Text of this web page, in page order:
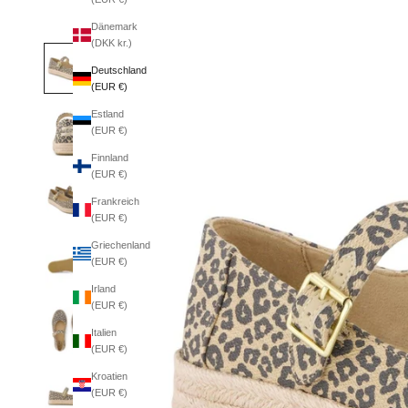
Dänemark
(DKK kr.)
Deutschland
(EUR €)
Estland
(EUR €)
Finnland
(EUR €)
Frankreich
(EUR €)
Griechenland
(EUR €)
Irland
(EUR €)
Italien
(EUR €)
Kroatien
(EUR €)